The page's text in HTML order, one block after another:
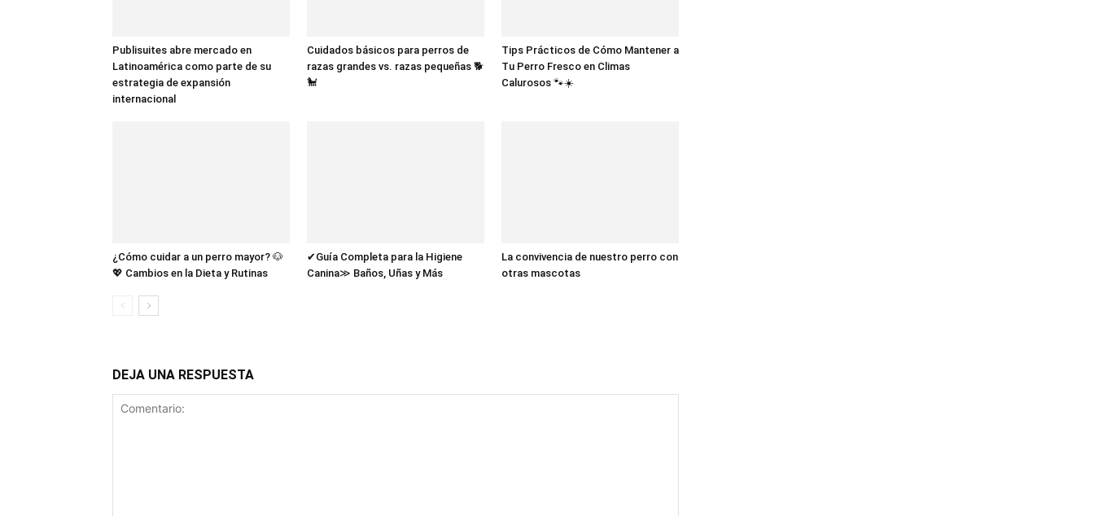
Publisuites abre mercado en
Latinoamérica como parte de su
estrategia de expansión
internacional
Cuidados básicos para perros de
razas grandes vs. razas pequeñas 🐕
🐩
Tips Prácticos de Cómo Mantener a
Tu Perro Fresco en Climas
Calurosos 🐾☀️
¿Cómo cuidar a un perro mayor? 🐶
💖 Cambios en la Dieta y Rutinas
✔Guía Completa para la Higiene
Canina≫ Baños, Uñas y Más
La convivencia de nuestro perro con
otras mascotas
DEJA UNA RESPUESTA